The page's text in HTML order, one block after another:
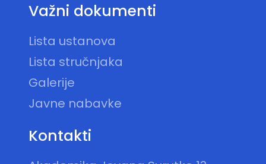
Važni dokumenti
Lista ustanova
Lista stručnjaka
Galerije
Javne nabavke
Kontakti